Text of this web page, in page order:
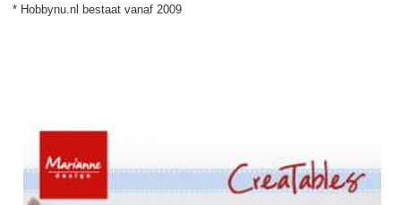
* Hobbynu.nl bestaat vanaf 2009